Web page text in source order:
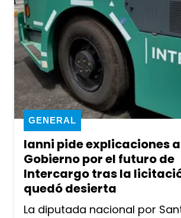
Ianni pide explicaciones
Gobierno por el futuro de
Intercargo tras la
quedó desierta
GENERAL
La diputada nacional por